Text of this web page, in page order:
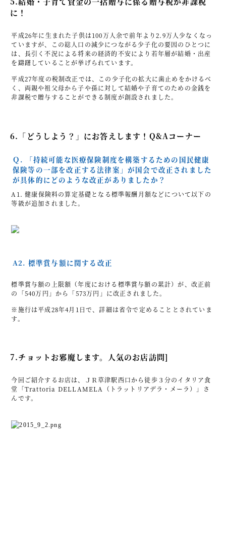
に！
平成26年に生まれた子供は100万人余で前年より2.9万人少なくなっ
ていますが、この総人口の減少につながる少子化の要因のひとつに
は、長引く不況による将来の経済的不安により若年層が結婚・出産
を躊躇していることが挙げられています。
平成27年度の税制改正では、この少子化の拡大に歯止めをかけるべ
く、両親や祖父母から子や孫に対して結婚や子育てのための金銭を
非課税で贈与することができる制度が創設されました。
6.「どうしよう？」にお答えします！Q&Aコーナー
Ｑ. 「持続可能な医療保険制度を構築するための国民健康
保険等の一部を改正する法律案」が国会で改正されました
が具体的にどのような改正がありましたか？
A1. 健康保険料の算定基礎となる標準報酬月額などについて以下の
等級が追加されました。
A2. 標準賞与額に関する改正
標準賞与額の上限額（年度における標準賞与額の累計）が、改正前
の「540万円」から「573万円」に改正されました。
※施行は平成28年4月1日で、詳細は省令で定めることとされていま
す。
7.チョットお邪魔します。人気のお店訪問]
今回ご紹介するお店は、ＪＲ草津駅西口から徒歩３分のイタリア食
堂「Trattoria DELLAMELA（トラットリアデラ・メーラ）」さ
んです。